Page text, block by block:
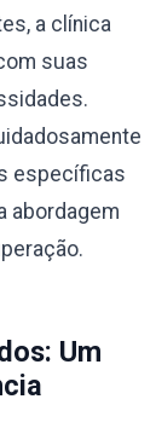
a clínica
suas
específicas
abordagem
Um